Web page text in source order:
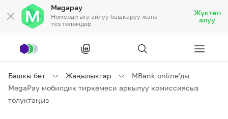
Megapay
Номерди ыңгайлуу башкаруу жана
тез төлөмдөр
Жүктөп
алуу
Башкы бет Жаңылыктар
MBank online'ды
MegaPay мобилдик тиркемеси аркылуу комиссиясыз
толуктаңыз